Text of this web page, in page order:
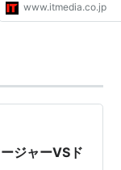
www.itmedia.co.jp
ジャーVSド